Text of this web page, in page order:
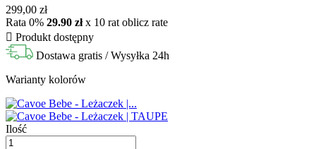
299,00 zł
Rata 0% 29.90 złx 10 rat oblicz rate
 Produkt dostępny
Dostawa gratis / Wysyłka 24h
Warianty kolorów
Ilość